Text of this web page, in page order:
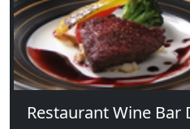
Restaurant Wine Bar